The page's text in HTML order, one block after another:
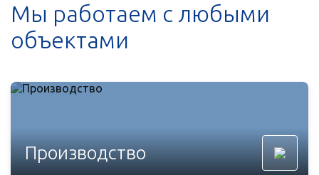
Мы работаем с любыми
объектами
Производство